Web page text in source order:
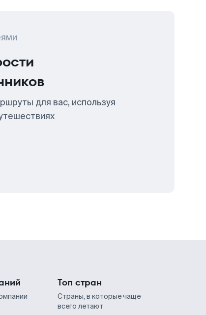
для вас, используя
Топ стран
Страны, в которые чаще
всего летают